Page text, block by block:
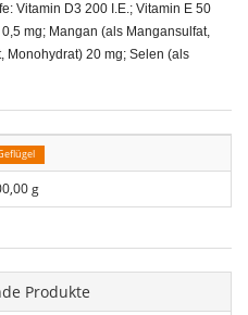
Vitamin D3 200 I.E.; Vitamin E 50
mg; Mangan (als Mangansulfat,
Monohydrat) 20 mg; Selen (als
g
Produkte